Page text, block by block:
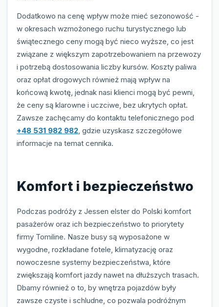
Dodatkowo na cenę wpływ może mieć sezonowość -
w okresach wzmożonego ruchu turystycznego lub
świątecznego ceny mogą być nieco wyższe, co jest
związane z większym zapotrzebowaniem na przewozy
i potrzebą dostosowania liczby kursów. Koszty paliwa
oraz opłat drogowych również mają wpływ na
końcową kwotę, jednak nasi klienci mogą być pewni,
że ceny są klarowne i uczciwe, bez ukrytych opłat.
Zawsze zachęcamy do kontaktu telefonicznego pod
+48 531 982 982 , gdzie uzyskasz szczegółowe
informacje na temat cennika.
Komfort i bezpieczeństwo
Podczas podróży z Jessen elster do Polski komfort
pasażerów oraz ich bezpieczeństwo to priorytety
firmy Tomiline. Nasze busy są wyposażone w
wygodne, rozkładane fotele, klimatyzację oraz
nowoczesne systemy bezpieczeństwa, które
zwiększają komfort jazdy nawet na dłuższych trasach.
Dbamy również o to, by wnętrza pojazdów były
zawsze czyste i schludne, co pozwala podróżnym